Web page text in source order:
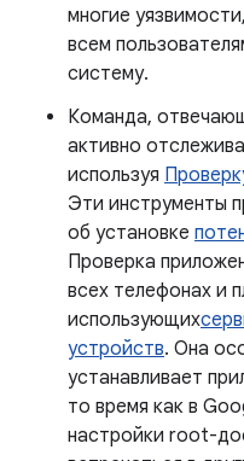
многие
всем
систему.
Команда,
активно
используя
Эти инструменты
об установке
Проверка
всех телефонах и
использующих
устройств. Она
устанавливает
то время как в
настройки root-